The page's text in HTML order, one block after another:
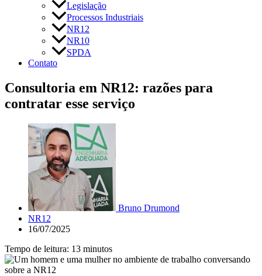
Legislação
Processos Industriais
NR12
NR10
SPDA
Contato
Consultoria em NR12: razões para
contratar esse serviço
Bruno Drumond
NR12
16/07/2025
Tempo de leitura: 13 minutos